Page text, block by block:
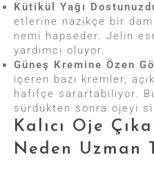
Kütikül Yağı
etlerine nazikçe bir
nemi hapseder. Jelin
yardımcı oluyor.
Güneş Kremine Özen
içeren bazı kremler,
hafifçe sarartabiliyor.
sürdükten sonra ojeyi
Kalıcı Oje
Neden Uzman